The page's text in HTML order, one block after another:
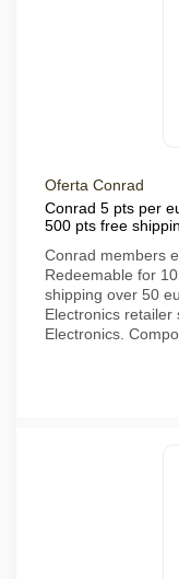
Oferta Conrad
Conrad 5 pts per
500 pts free
Conrad members
Redeemable for
shipping over 50
Electronics retailer
Electronics.